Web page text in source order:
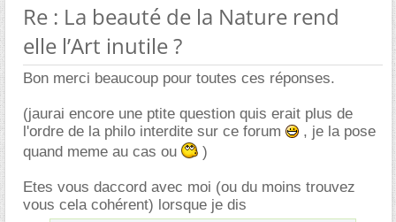
Re : La beauté de la Nature rend
elle l’Art inutile ?
Bon merci beaucoup pour toutes ces réponses.
(jaurai encore une ptite question quis erait plus de
l'ordre de la philo interdite sur ce forum
, je la pose
quand meme au cas ou
)
Etes vous daccord avec moi (ou du moins trouvez
vous cela cohérent) lorsque je dis